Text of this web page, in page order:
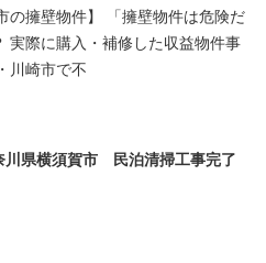
の擁壁物件】 「擁壁物件は危険だ
実際に購入・補修した収益物件事
川崎市で不
川県横須賀市 民泊清掃工事完了